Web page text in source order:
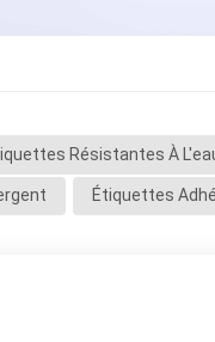
Résistantes À
Étiquettes